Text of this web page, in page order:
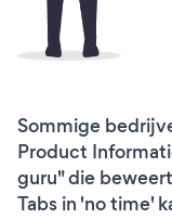
Sommige
Product
guru" die
Tabs in 'no time'